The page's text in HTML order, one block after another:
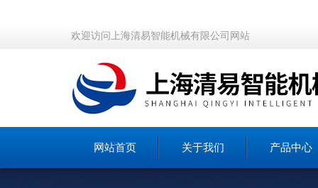
欢迎访问上海清易智能机械有限公司网站
网站首页 关于我们 产品中心